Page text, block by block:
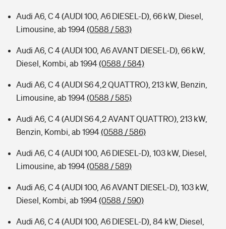
Audi A6, C 4 (AUDI 100, A6 DIESEL-D), 66 kW, Diesel,
Limousine, ab 1994(0588 / 583)
Audi A6, C 4 (AUDI 100, A6 AVANT DIESEL-D), 66 kW,
Diesel, Kombi, ab 1994(0588 / 584)
Audi A6, C 4 (AUDI S6 4,2 QUATTRO), 213 kW, Benzin,
Limousine, ab 1994(0588 / 585)
Audi A6, C 4 (AUDI S6 4,2 AVANT QUATTRO), 213 kW,
Benzin, Kombi, ab 1994(0588 / 586)
Audi A6, C 4 (AUDI 100, A6 DIESEL-D), 103 kW, Diesel,
Limousine, ab 1994(0588 / 589)
Audi A6, C 4 (AUDI 100, A6 AVANT DIESEL-D), 103 kW,
Diesel, Kombi, ab 1994(0588 / 590)
Audi A6, C 4 (AUDI 100, A6 DIESEL-D), 84 kW, Diesel,